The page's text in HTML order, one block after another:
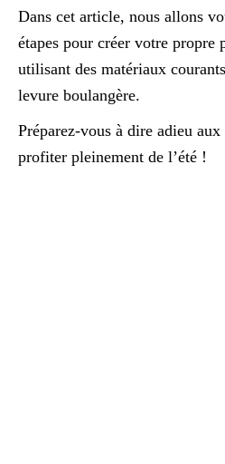
Dans cet article, nous allons
étapes pour créer votre propre
utilisant des matériaux
levure boulangère.
Préparez-vous à dire adieu aux
profiter pleinement de l’été !